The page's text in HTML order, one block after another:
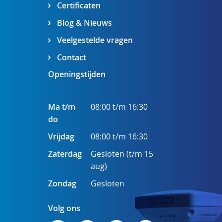
Certificaten
Blog & Nieuws
Veelgestelde vragen
Contact
Openingstijden
Ma t/m
do
08:00 t/m 16:30
Vrijdag
08:00 t/m 16:30
Zaterdag
Gesloten (t/m 15
aug)
Zondag
Gesloten
Volg ons